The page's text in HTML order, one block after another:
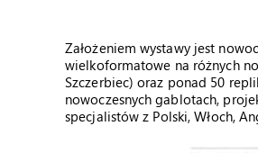
Założeniem wystawy jest
wielkoformatowe na różnych
Szczerbiec) oraz ponad 50
nowoczesnych gablotach,
specjalistów z Polski, Włoch,